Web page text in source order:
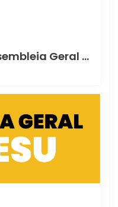
Convocação para Assembleia Geral Ordinária